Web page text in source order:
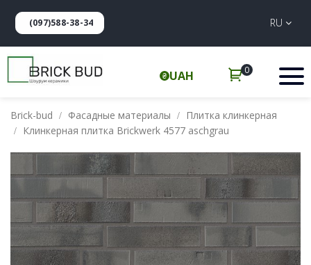
(097)588-38-34 RU
UAH 0
Brick-bud Фасадные материалы
Плитка клинкерная
Клинкерная плитка Brickwerk 4577 aschgrau